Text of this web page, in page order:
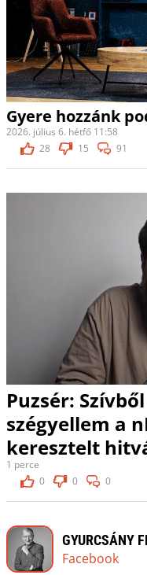
Gyere hozzánk
2026. július 6. hétfő 11:58
28
15 91
Puzsér:
szégyellem a
keresztelt
1 perce
0
0 0
GYURCSÁNY
Facebook